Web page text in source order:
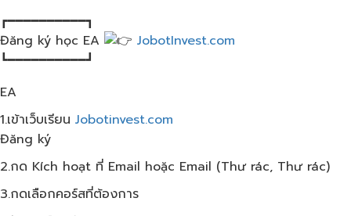
┏━━━━━━━━━━┓
Đăng ký học EA
JobotInvest.com
┗━━━━━━━━━━┛
EA
1.เข้าเว็บ​เรียน Jobotinvest.com
Đăng ký
2.กด Kích hoạt ที่ Email hoặc Email (Thư rác, Thư rác)
3.กดเลือกคอร์สที่ต้องการ